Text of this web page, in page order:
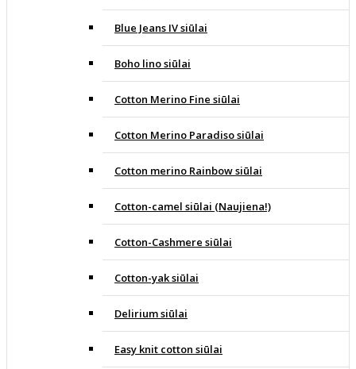
Blue Jeans IV siūlai
Boho lino siūlai
Cotton Merino Fine siūlai
Cotton Merino Paradiso siūlai
Cotton merino Rainbow siūlai
Cotton-camel siūlai (Naujiena!)
Cotton-Cashmere siūlai
Cotton-yak siūlai
Delirium siūlai
Easy knit cotton siūlai